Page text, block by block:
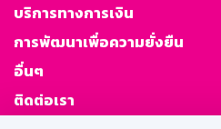
บริการทางการเงิน
การพัฒนาเพื่อความยั่งยืน
อื่นๆ
ติดต่อเรา